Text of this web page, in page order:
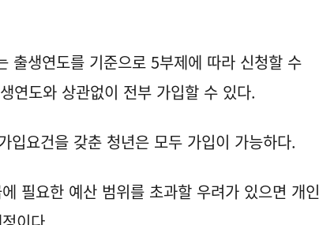
출생연도를 기준으로 5부제에 따라 신청할 수
연도와 상관없이 전부 가입할 수 있다.
입요건을 갖춘 청년은 모두 가입이 가능하다.
필요한 예산 범위를 초과할 우려가 있으면 개인